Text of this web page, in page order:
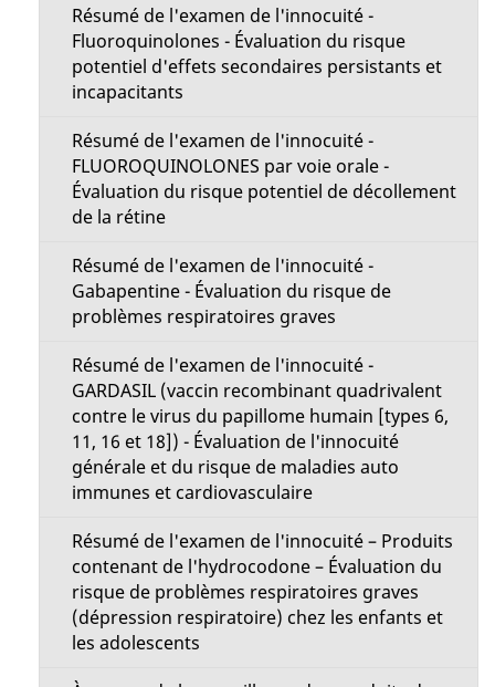
Résumé de l'examen de l'innocuité -
Fluoroquinolones - Évaluation du risque
potentiel d'effets secondaires persistants et
incapacitants
Résumé de l'examen de l'innocuité -
FLUOROQUINOLONES par voie orale -
Évaluation du risque potentiel de décollement
de la rétine
Résumé de l'examen de l'innocuité -
Gabapentine - Évaluation du risque de
problèmes respiratoires graves
Résumé de l'examen de l'innocuité -
GARDASIL (vaccin recombinant quadrivalent
contre le virus du papillome humain [types 6,
11, 16 et 18]) - Évaluation de l'innocuité
générale et du risque de maladies auto
immunes et cardiovasculaire
Résumé de l'examen de l'innocuité – Produits
contenant de l'hydrocodone – Évaluation du
risque de problèmes respiratoires graves
(dépression respiratoire) chez les enfants et
les adolescents